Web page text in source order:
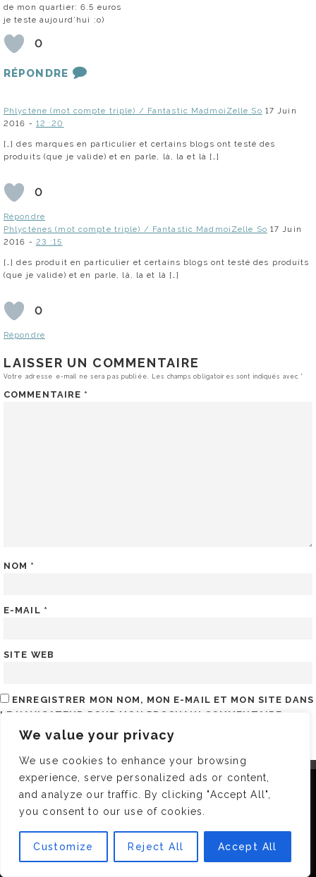
We value your privacy
We use cookies to enhance your browsing
experience, serve personalized ads or content,
and analyze our traffic. By clicking "Accept All",
you consent to our use of cookies.
Customize Reject All Accept All
de mon quartier: 6.5 euros
je teste aujourd’hui :o)
0
RÉPONDRE
Phlyctène (mot compte triple) / Fantastic MadmoiZelle So 17 Juin
2016 - 12 :20
[…] des marques en particulier et certains blogs ont testé des
produits (que je valide) et en parle, là, la et là […]
0
Répondre
Phlyctènes (mot compte triple) / Fantastic MadmoiZelle So 17 Juin
2016 - 23 :15
[…] des produit en particulier et certains blogs ont testé des produits
(que je valide) et en parle, là, la et là […]
0
Répondre
LAISSER UN COMMENTAIRE
Votre adresse e-mail ne sera pas publiée. Les champs obligatoires sont indiqués avec*
COMMENTAIRE *
NOM *
E-MAIL *
SITE WEB
ENREGISTRER MON NOM, MON E-MAIL ET MON SITE DANS
LE NAVIGATEUR POUR MON PROCHAIN COMMENTAIRE.
A PROPOS
Nous utilisons des cookies pour vous garantir la meilleure
expérience sur notre site. Si vous continuez à utiliser ce
dernier, nous considérerons que vous acceptez l'utilisation des
cookies.
OK